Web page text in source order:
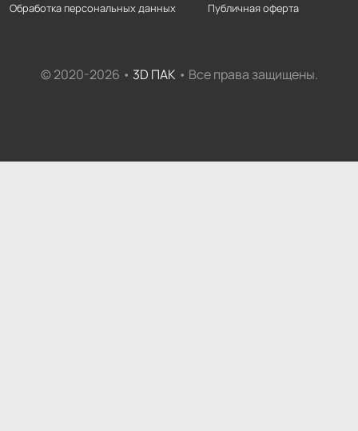
Обработка персональных данных Публичная оферта
© 2020-2026 • 3D ПАК• Все права защищены.